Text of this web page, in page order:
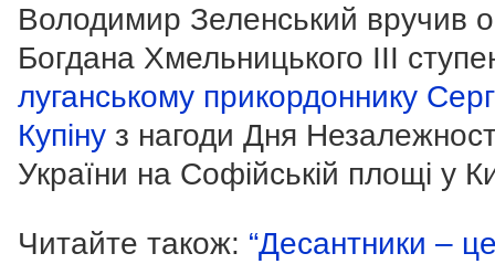
Володимир Зеленський вручив
Богдана Хмельницького ІІІ
луганському прикордоннику
Купіну з нагоди Дня
України на Софійській площі у
Читайте також: “Десантники –